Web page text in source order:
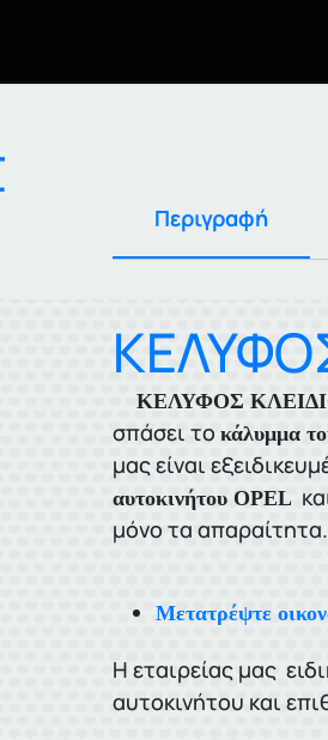
Περιγραφή
ΚΕΛΥΦΟΣ
σπάσει το κάλυμμα
μας είναι
αυτοκινήτου OPEL
μόνο τα
Μετατρέψτε
Η εταιρείας μας
αυτοκινήτου και